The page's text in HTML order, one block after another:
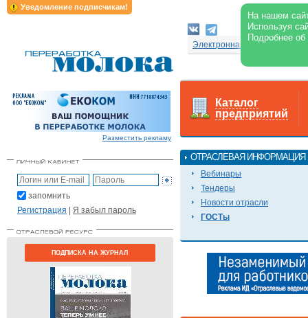
Уведомление подписчикам!
На нашем
Используя
Подробнее
Электронная версия
Разместить рекламу
запомнить
Регистрация | Я забыл пароль
ПОДПИСКА НА ЖУРНАЛ
Каталог
предприятий
ОТРАСЛЕВАЯ ИНФОРМАЦИЯ
Вебинары
Тендеры
Новости отрасли
ГОСТы